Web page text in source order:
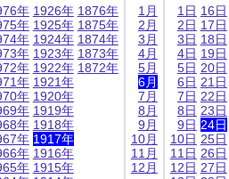
年
年
年
年
年
年
年
年
年
年
年
年
1926年
1925年
1924年
1923年
1922年
1921年
1920年
1919年
1918年
1917年
1916年
1915年
1876年
1875年
1874年
1873年
1872年
1月
2月
3月
4月
5月
6月
7月
8月
9月
10月
11月
12月
1日
2日
3日
4日
5日
6日
7日
8日
9日
10日
11日
12日
16日
17日
18日
19日
20日
21日
22日
23日
24日
25日
26日
27日